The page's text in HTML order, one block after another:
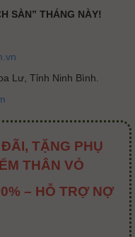
SÀN” THÁNG NÀY!
Lư, Tỉnh Ninh Bình.
TẶNG PHỤ
THÂN VỎ
– HỖ TRỢ NỢ